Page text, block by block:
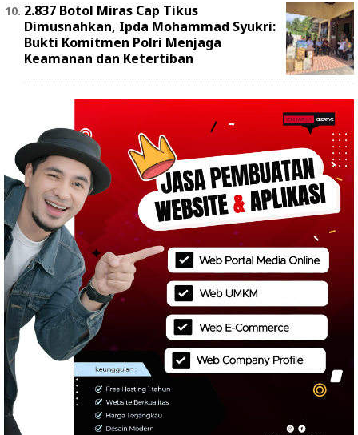
2.837 Botol Miras Cap Tikus
Dimusnahkan, Ipda Mohammad Syukri:
Bukti Komitmen Polri Menjaga
Keamanan dan Ketertiban